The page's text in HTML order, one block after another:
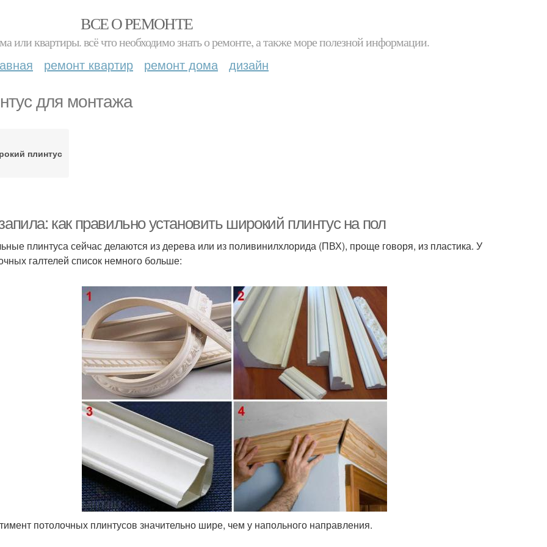
ВСЕ О РЕМОНТЕ
или квартиры. всё что необходимо знать о ремонте, а также море полезной информации.
ремонт квартир ремонт дома дизайн
для монтажа
плинтус
как правильно установить широкий плинтус на пол
плинтуса сейчас делаются из дерева или из поливинилхлорида (ПВХ), проще говоря, из пластика. У
галтелей список немного больше:
потолочных плинтусов значительно шире, чем у напольного направления.